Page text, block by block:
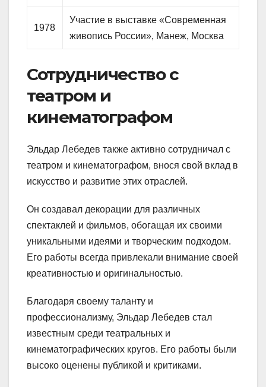
1978
Участие в выставке «Современная
живопись России», Манеж, Москва
Сотрудничество с
театром и
кинематографом
Эльдар Лебедев также активно сотрудничал с
театром и кинематографом, внося свой вклад в
искусство и развитие этих отраслей.
Он создавал декорации для различных
спектаклей и фильмов, обогащая их своими
уникальными идеями и творческим подходом.
Его работы всегда привлекали внимание своей
креативностью и оригинальностью.
Благодаря своему таланту и
профессионализму, Эльдар Лебедев стал
известным среди театральных и
кинематографических кругов. Его работы были
высоко оценены публикой и критиками.